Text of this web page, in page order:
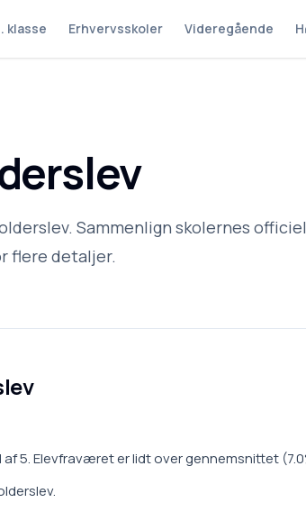
klasse Erhvervsskoler Videregående
Sammenlign skolernes
flere detaljer.
af 5.Elevfraværet erlidt over gennemsnittet (7.0
.